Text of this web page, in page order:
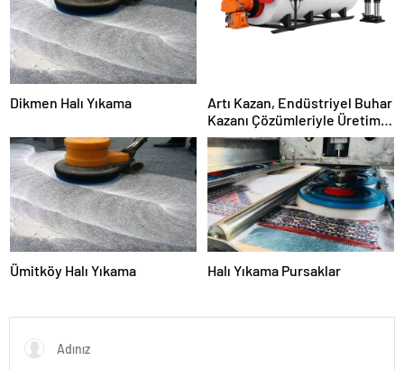
Dikmen Halı Yıkama
Artı Kazan, Endüstriyel Buhar
Kazanı Çözümleriyle Üretim
Tesislerine Verimli Sistemler
Sunuyor
Ümitköy Halı Yıkama Halı Yıkama Pursaklar